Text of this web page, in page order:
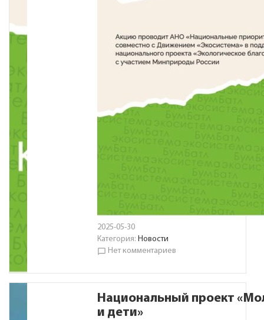
2025-05-30
Категория: Новости
chat_bubble_outline Нет комментариев
Национальный проект
и дети»